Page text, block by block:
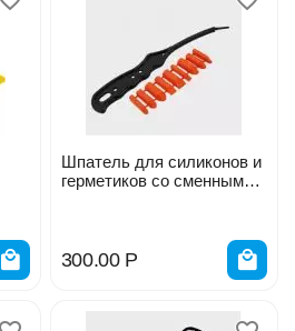
Шпатель для силиконов и
герметиков со сменными
300.00 Р